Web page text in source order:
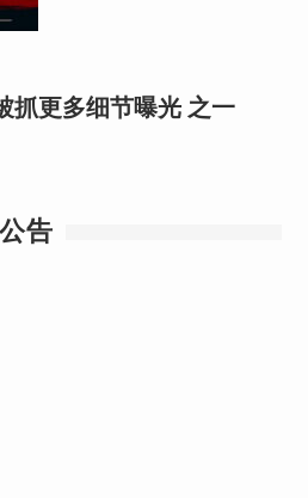
抓更多细节曝光 之一
告